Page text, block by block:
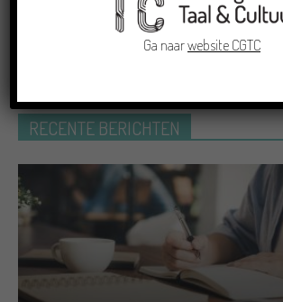
kinderboek met
verhalen
RECENTE BERICHTEN
Ga naarwebsite CGTC